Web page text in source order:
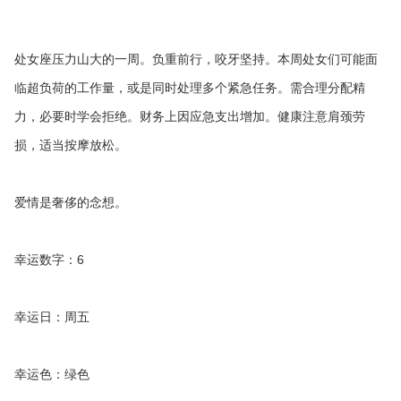
处女座压力山大的一周。负重前行，咬牙坚持。本周处女们可能面
临超负荷的工作量，或是同时处理多个紧急任务。需合理分配精
力，必要时学会拒绝。财务上因应急支出增加。健康注意肩颈劳
损，适当按摩放松。
爱情是奢侈的念想。
幸运数字：6
幸运日：周五
幸运色：绿色